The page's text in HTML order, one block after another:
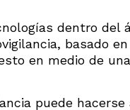
dentro del
basado
en medio de
puede